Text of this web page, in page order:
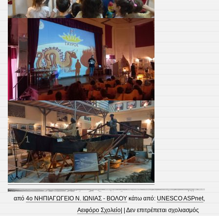
από4ο ΝΗΠΙΑΓΩΓΕΙΟ Ν. ΙΩΝΙΑΣ - ΒΟΛΟΥ κάτω από: UNESCO ASPnet,
Αειφόρο Σχολείο | |Δεν επιτρέπεται σχολιασμός